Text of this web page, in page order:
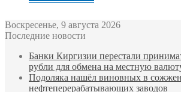
Воскресенье, 9 августа 2026
Последние новости
Банки Киргизии перестали
рубли для обмена на местную
Подоляка нашёл виновных в
нефтеперерабатывающих заводов